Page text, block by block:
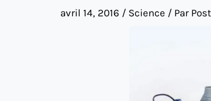
avril 14, 2016 / Science / Par